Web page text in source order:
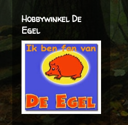
Hobbywinkel De
Egel